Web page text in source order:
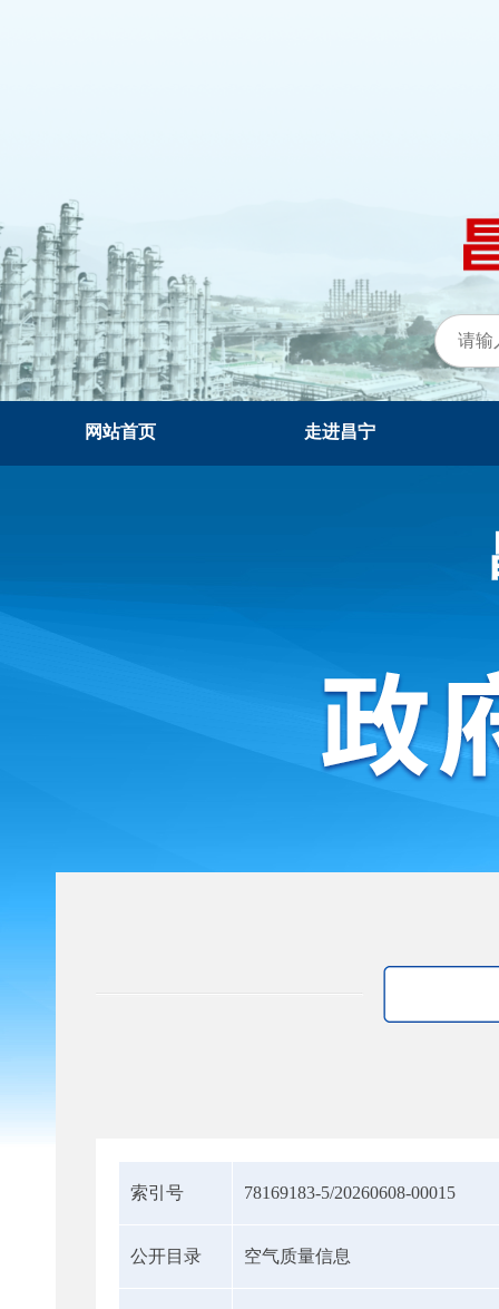
网站首页 走进昌宁
索引号 78169183-5/20260608-00015
公开目录 空气质量信息